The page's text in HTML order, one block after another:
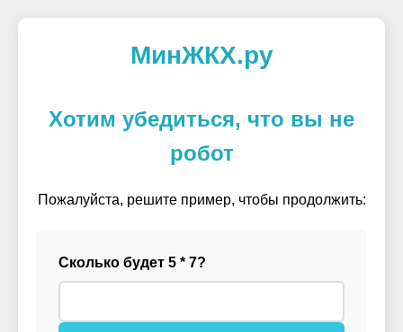
МинЖКХ.ру
Хотим убедиться, что вы не
робот
Пожалуйста, решите пример, чтобы продолжить:
Сколько будет 5 * 7?